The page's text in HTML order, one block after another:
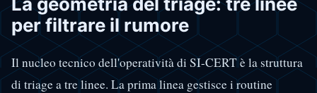
per filtrare il rumore
Il nucleo tecnico dell'operatività di SI-CERT è la struttura
di triage a tre linee. La prima linea gestisce i routine